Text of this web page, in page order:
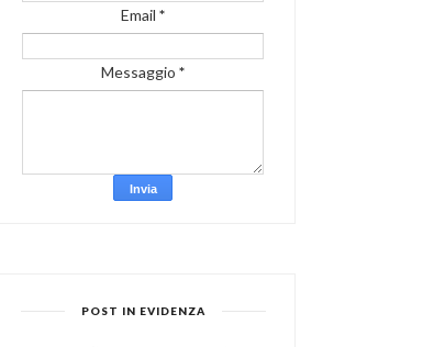
Email*
Messaggio*
POST IN EVIDENZA